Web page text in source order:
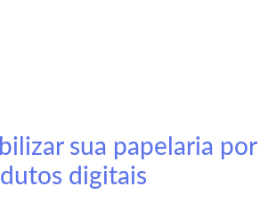
sua papelaria por
digitais